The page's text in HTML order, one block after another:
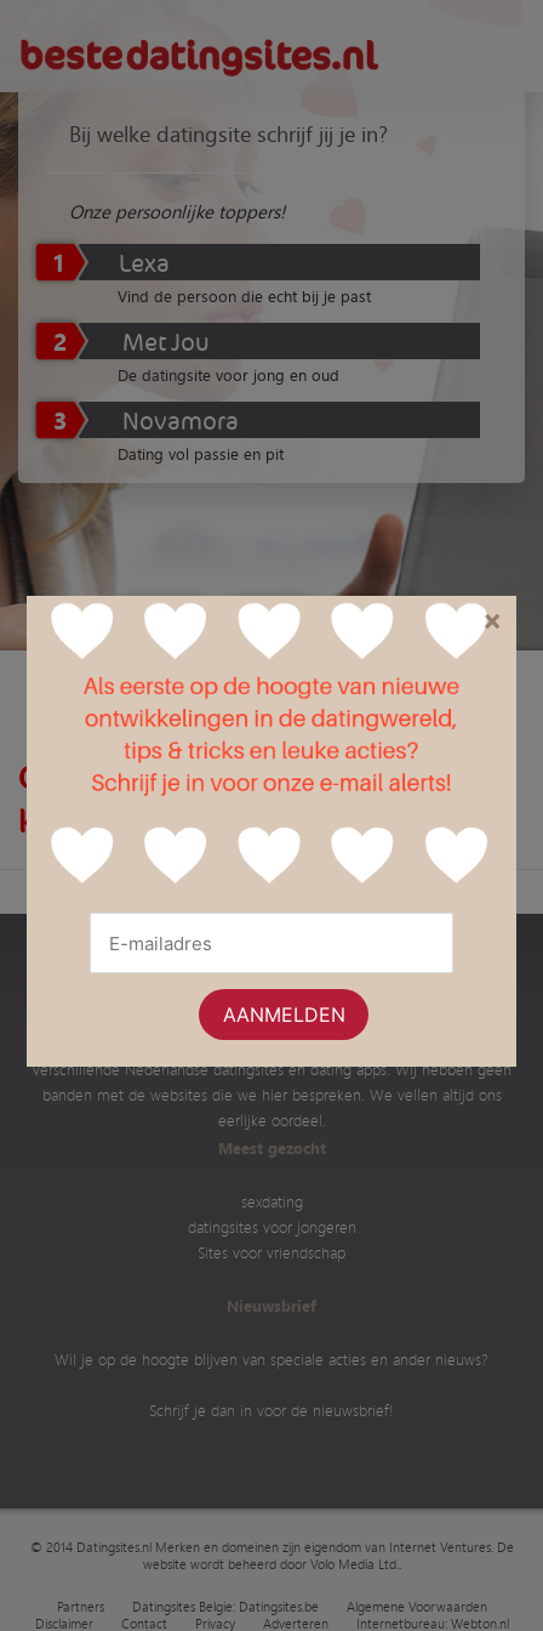
Bij welke datingsite schrijf jij je in?
Onze persoonlijke toppers!
1 Lexa
Vind de persoon die echt bij je past
2 Met Jou
De datingsite voor jong en oud
3 Novamora
Dating vol passie en pit
Flirt Liefde Seks
Op zoek naar Gonorroe in de
keel?
Bestedatingsites.nl
Dit is een onafhankelijke website met informatie en advies over de
verschillende Nederlandse datingsites en dating apps. Wij hebben geen
banden met de websites die we hier bespreken. We vellen altijd ons
eerlijke oordeel.
Meest gezocht
sexdating
datingsites voor jongeren
Sites voor vriendschap
Nieuwsbrief
Wil je op de hoogte blijven van speciale acties en ander nieuws?
Schrijf je dan in voor de nieuwsbrief!
© 2014 Datingsites.nl Merken en domeinen zijn eigendom van Internet Ventures. De
website wordt beheerd door Volo Media Ltd..
Partners Datingsites Belgie: Datingsites.be
Algemene Voorwaarden
Disclaimer
Contact Privacy Adverteren Internetbureau: Webton.nl
×